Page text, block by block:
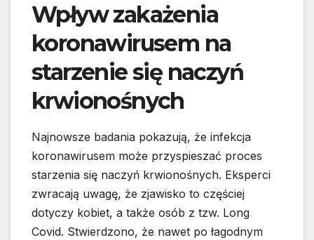
Wpływ zakażenia
koronawirusem na
starzenie się naczyń
krwionośnych
Najnowsze badania pokazują, że infekcja
koronawirusem może przyspieszać proces
starzenia się naczyń krwionośnych. Eksperci
zwracają uwagę, że zjawisko to częściej
dotyczy kobiet, a także osób z tzw. Long
Covid. Stwierdzono, że nawet po łagodnym